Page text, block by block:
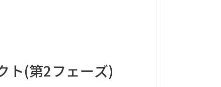
ト(第2フェーズ)